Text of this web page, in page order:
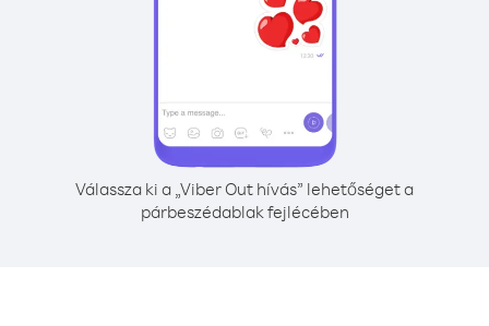
Válassza ki a „Viber Out hívás” lehetőséget a
párbeszédablak fejlécében